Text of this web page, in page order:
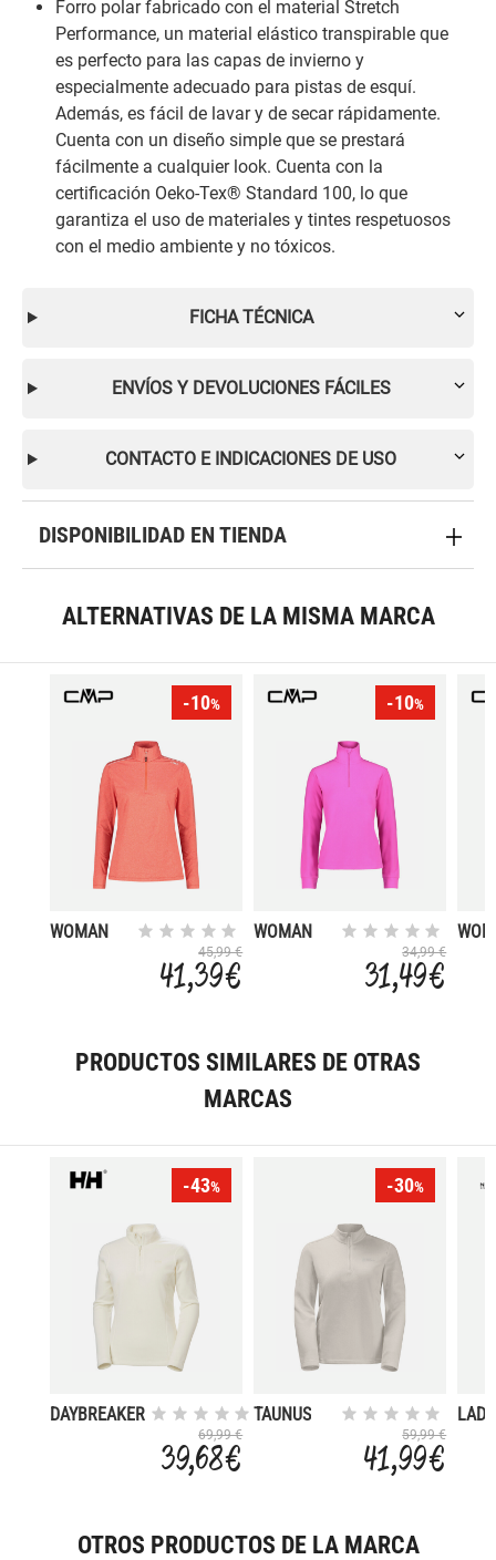
Forro polar fabricado con el material Stretch
Performance, un material elástico transpirable que
es perfecto para las capas de invierno y
especialmente adecuado para pistas de esquí.
Además, es fácil de lavar y de secar rápidamente.
Cuenta con un diseño simple que se prestará
fácilmente a cualquier look. Cuenta con la
certificación Oeko-Tex® Standard 100, lo que
garantiza el uso de materiales y tintes respetuosos
con el medio ambiente y no tóxicos.
FICHA TÉCNICA
ENVÍOS Y DEVOLUCIONES FÁCILES
CONTACTO E INDICACIONES DE USO
DISPONIBILIDAD EN TIENDA
ALTERNATIVAS DE LA MISMA MARCA
-10%
WOMAN
45,99 €
41,39 €
-10%
WOMAN
34,99 €
31,49 €
PRODUCTOS SIMILARES DE OTRAS
MARCAS
-43%
DAYBREAKER
69,99 €
39,68 €
-30%
TAUNUS
59,99 €
41,99 €
OTROS PRODUCTOS DE LA MARCA